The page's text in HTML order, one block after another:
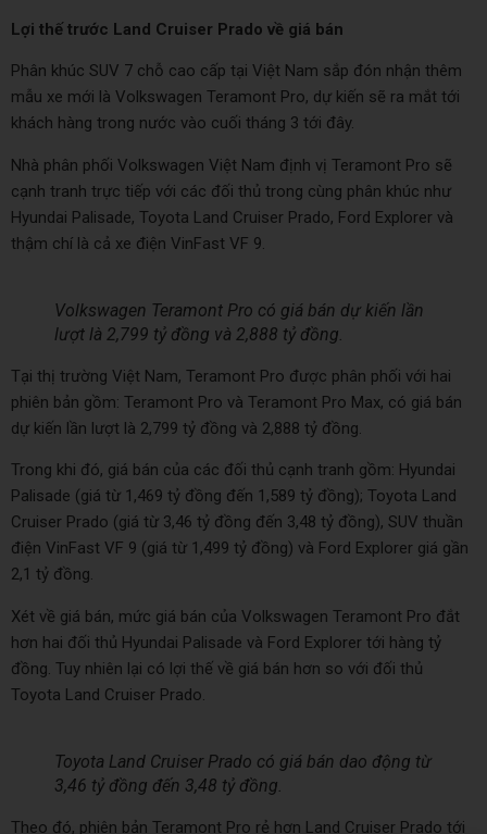
Lợi thế trước Land Cruiser Prado về giá bán
Phân khúc SUV 7 chỗ cao cấp tại Việt Nam sắp đón nhận thêm
mẫu xe mới là Volkswagen Teramont Pro, dự kiến sẽ ra mắt tới
khách hàng trong nước vào cuối tháng 3 tới đây.
Nhà phân phối Volkswagen Việt Nam định vị Teramont Pro sẽ
cạnh tranh trực tiếp với các đối thủ trong cùng phân khúc như
Hyundai Palisade, Toyota Land Cruiser Prado, Ford Explorer và
thậm chí là cả xe điện VinFast VF 9.
Volkswagen Teramont Pro có giá bán dự kiến lần
lượt là 2,799 tỷ đồng và 2,888 tỷ đồng.
Tại thị trường Việt Nam, Teramont Pro được phân phối với hai
phiên bản gồm: Teramont Pro và Teramont Pro Max, có giá bán
dự kiến lần lượt là 2,799 tỷ đồng và 2,888 tỷ đồng.
Trong khi đó, giá bán của các đối thủ cạnh tranh gồm: Hyundai
Palisade (giá từ 1,469 tỷ đồng đến 1,589 tỷ đồng); Toyota Land
Cruiser Prado (giá từ 3,46 tỷ đồng đến 3,48 tỷ đồng), SUV thuần
điện VinFast VF 9 (giá từ 1,499 tỷ đồng) và Ford Explorer giá gần
2,1 tỷ đồng.
Xét về giá bán, mức giá bán của Volkswagen Teramont Pro đắt
hơn hai đối thủ Hyundai Palisade và Ford Explorer tới hàng tỷ
đồng. Tuy nhiên lại có lợi thế về giá bán hơn so với đối thủ
Toyota Land Cruiser Prado.
Toyota Land Cruiser Prado có giá bán dao động từ
3,46 tỷ đồng đến 3,48 tỷ đồng.
Theo đó, phiên bản Teramont Pro rẻ hơn Land Cruiser Prado tới